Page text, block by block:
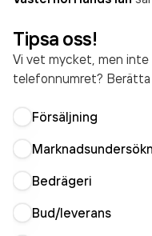
Tipsa oss!
Vi vet mycket, men inte
telefonnumret?
Försäljning
Bedrägeri
Bud/leverans